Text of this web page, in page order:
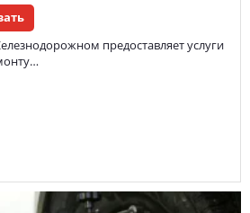
предоставляет услуги